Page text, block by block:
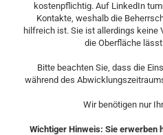
kostenpflichtig. Auf LinkedIn
Kontakte, weshalb die
hilfreich ist. Sie ist allerdings keine
die Oberfläche
Bitte beachten Sie, dass die
während des
Wir benötigen nur
Wichtiger Hinweis: Sie erwerben